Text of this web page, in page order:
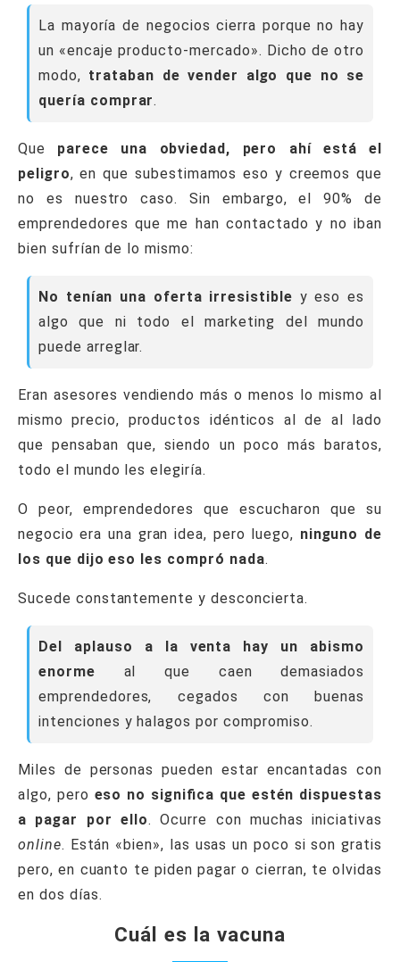
La mayoría de negocios cierra porque no hay
un «encaje producto-mercado». Dicho de otro
modo, trataban de vender algo que no se
quería comprar.
Que parece una obviedad, pero ahí está el
peligro, en que subestimamos eso y creemos que
no es nuestro caso. Sin embargo, el 90% de
emprendedores que me han contactado y no iban
bien sufrían de lo mismo:
No tenían una oferta irresistible y eso es
algo que ni todo el marketing del mundo
puede arreglar.
Eran asesores vendiendo más o menos lo mismo al
mismo precio, productos idénticos al de al lado
que pensaban que, siendo un poco más baratos,
todo el mundo les elegiría.
O peor, emprendedores que escucharon que su
negocio era una gran idea, pero luego, ninguno de
los que dijo eso les compró nada.
Sucede constantemente y desconcierta.
Del aplauso a la venta hay un abismo
enorme al que caen demasiados
emprendedores, cegados con buenas
intenciones y halagos por compromiso.
Miles de personas pueden estar encantadas con
algo, pero eso no significa que estén dispuestas
a pagar por ello. Ocurre con muchas iniciativas
online. Están «bien», las usas un poco si son gratis
pero, en cuanto te piden pagar o cierran, te olvidas
en dos días.
Cuál es la vacuna